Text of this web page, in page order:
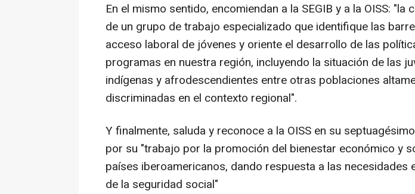
En el mismo sentido, encomiendan a la SEGIB y a la OISS: "la
de un grupo de trabajo especializado que identifique las
acceso laboral de jóvenes y oriente el desarrollo de las
programas en nuestra región, incluyendo la situación de las
indígenas y afrodescendientes entre otras poblaciones
discriminadas en el contexto regional".
Y finalmente, saluda y reconoce a la OISS en su
por su "trabajo por la promoción del bienestar económico y
países iberoamericanos, dando respuesta a las necesidades
de la seguridad social"